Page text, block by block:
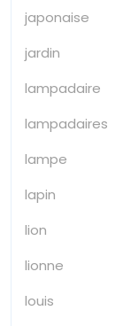
japonaise
jardin
lampadaire
lampadaires
lampe
lapin
lion
lionne
louis